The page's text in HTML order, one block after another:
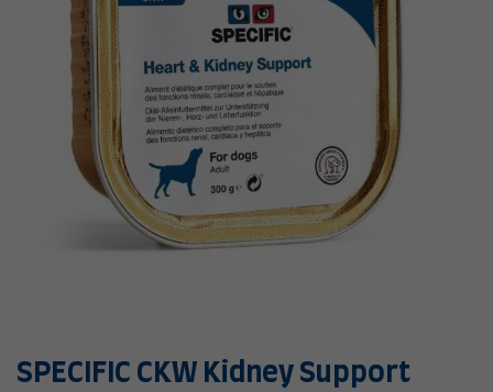
SPECIFIC CKW Kidney Support